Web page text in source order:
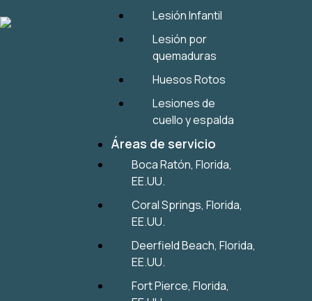
Lesión Infantil
Lesión por
quemaduras
Huesos Rotos
Lesiones de
cuello y espalda
Áreas de servicio
Boca Ratón, Florida,
EE.UU.
Coral Springs, Florida,
EE.UU.
Deerfield Beach, Florida,
EE.UU.
Fort Pierce, Florida,